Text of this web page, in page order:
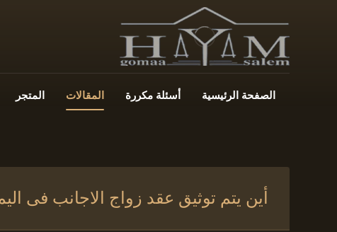
الصفحة الرئيسية أسئلة مكررة المقالات المتجر
أين يتم توثيق عقد زواج الاجانب فى